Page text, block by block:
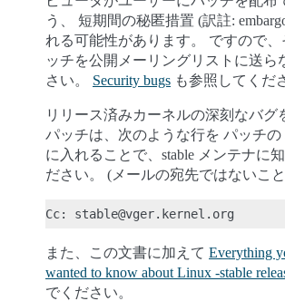
う、 短期間の秘匿措置 (訳註:
れる可能性があります。 ですので
ッチを公開メーリングリストに送ら
さい。 Security bugs も参照してくだ
リリース済みカーネルの深刻なバグ
パッチは、次のような行を パッチの
に入れることで、stable メンテナに
ださい。 (メールの宛先ではないこ
また、この文書に加えて Everything
wanted to know about Linux -stable
でください。